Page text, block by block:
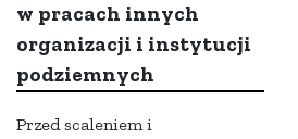
w pracach innych
organizacji i instytucji
podziemnych
Przed scaleniem i